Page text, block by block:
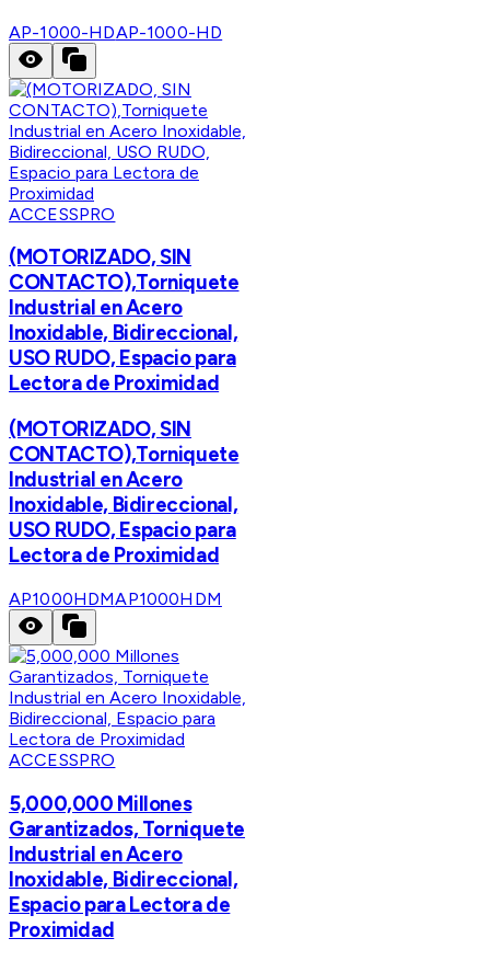
AP-1000-HDAP-1000-HD
ACCESSPRO
(MOTORIZADO, SIN
CONTACTO),Torniquete
Industrial en Acero
Inoxidable, Bidireccional,
USO RUDO, Espacio para
Lectora de Proximidad
(MOTORIZADO, SIN
CONTACTO),Torniquete
Industrial en Acero
Inoxidable, Bidireccional,
USO RUDO, Espacio para
Lectora de Proximidad
AP1000HDMAP1000HDM
ACCESSPRO
5,000,000 Millones
Garantizados, Torniquete
Industrial en Acero
Inoxidable, Bidireccional,
Espacio para Lectora de
Proximidad